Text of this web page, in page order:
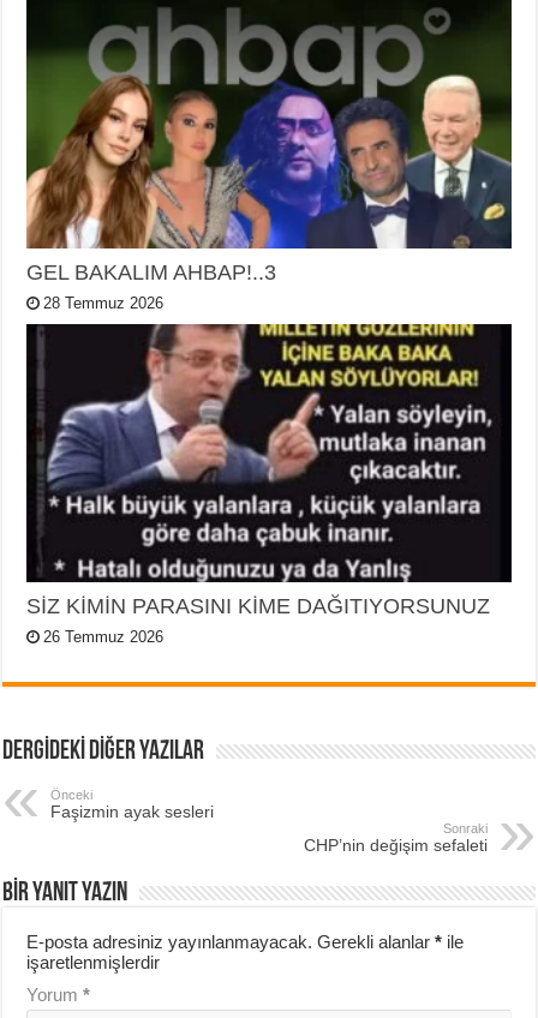
GEL BAKALIM AHBAP!..3
28 Temmuz 2026
SİZ KİMİN PARASINI KİME DAĞITIYORSUNUZ
26 Temmuz 2026
DERGİDEKİ DİĞER YAZILAR
Önceki
Faşizmin ayak sesleri
Sonraki
CHP’nin değişim sefaleti
BIR YANIT YAZIN
E-posta adresiniz yayınlanmayacak. Gerekli alanlar* ile
işaretlenmişlerdir
Yorum*